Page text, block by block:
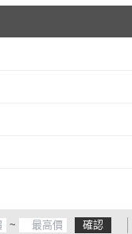
~ 確認